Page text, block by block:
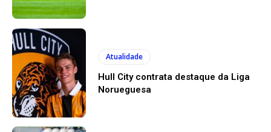
Atualidade
Hull City contrata destaque da Liga
Norueguesa